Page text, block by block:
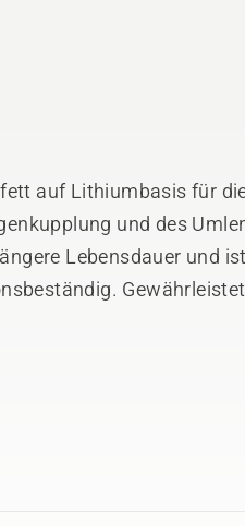
auf Lithiumbasis für
und des
Lebensdauer und